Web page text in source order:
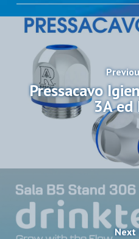
Pressacavo
3A ed
Next